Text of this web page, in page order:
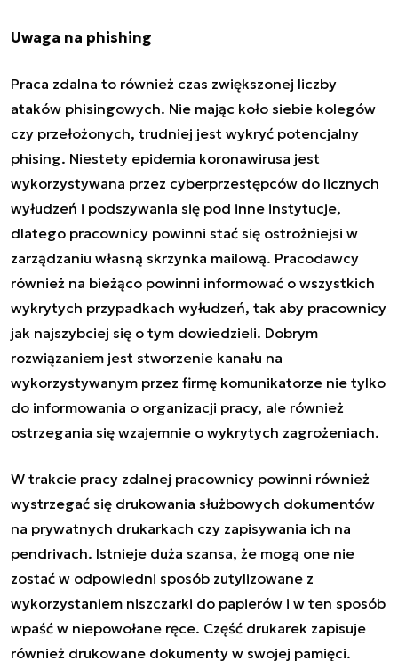
Uwaga na phishing
Praca zdalna to również czas zwiększonej liczby
ataków phisingowych. Nie mając koło siebie kolegów
czy przełożonych, trudniej jest wykryć potencjalny
phising. Niestety epidemia koronawirusa jest
wykorzystywana przez cyberprzestępców do licznych
wyłudzeń i podszywania się pod inne instytucje,
dlatego pracownicy powinni stać się ostrożniejsi w
zarządzaniu własną skrzynka mailową. Pracodawcy
również na bieżąco powinni informować o wszystkich
wykrytych przypadkach wyłudzeń, tak aby pracownicy
jak najszybciej się o tym dowiedzieli. Dobrym
rozwiązaniem jest stworzenie kanału na
wykorzystywanym przez firmę komunikatorze nie tylko
do informowania o organizacji pracy, ale również
ostrzegania się wzajemnie o wykrytych zagrożeniach.
W trakcie pracy zdalnej pracownicy powinni również
wystrzegać się drukowania służbowych dokumentów
na prywatnych drukarkach czy zapisywania ich na
pendrivach. Istnieje duża szansa, że mogą one nie
zostać w odpowiedni sposób zutylizowane z
wykorzystaniem niszczarki do papierów i w ten sposób
wpaść w niepowołane ręce. Część drukarek zapisuje
również drukowane dokumenty w swojej pamięci.